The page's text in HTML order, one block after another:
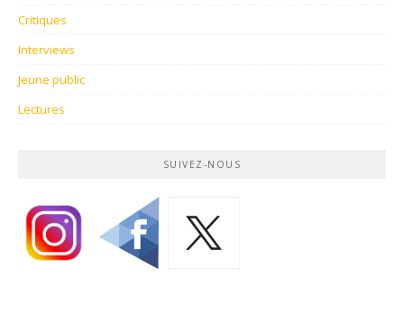
Critiques
Interviews
Jeune public
Lectures
SUIVEZ-NOUS